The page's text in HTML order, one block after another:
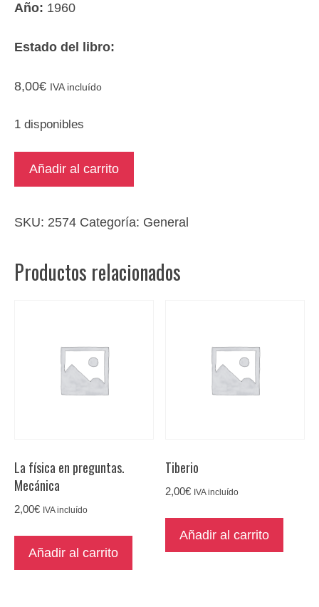
Año: 1960
Estado del libro:
8,00€ IVA incluído
1 disponibles
nació
sociedad
de
Añadir al carrito
SKU: 2574 Categoría: General
Productos relacionados
La física en preguntas.
Mecánica
2,00€ IVA incluído
Añadir al carrito
Tiberio
2,00€ IVA incluído
Añadir al carrito